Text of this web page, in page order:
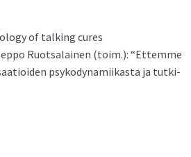
of talk­ing cures
Ruot­salainen (toim.): “Ettemme
psyko­dy­nami­ikas­ta ja tutki­